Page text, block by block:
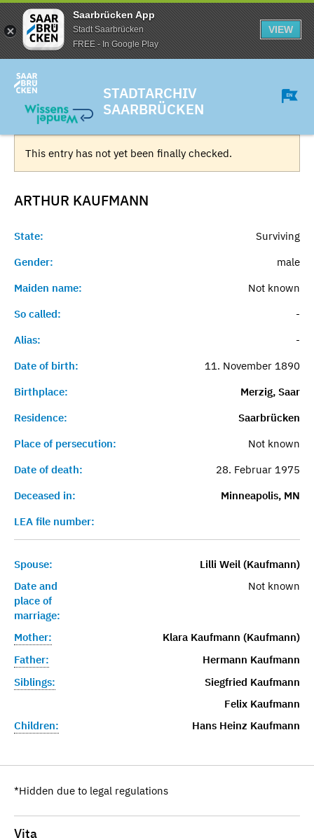
Saarbrücken App
Stadt Saarbrücken
FREE - In Google Play
VIEW
STADTARCHIV
SAARBRÜCKEN
This entry has not yet been finally checked.
ARTHUR KAUFMANN
State:
Surviving
Gender:
male
Maiden name:
Not known
So called:
-
Alias:
-
Date of birth:
11. November 1890
Birthplace:
Merzig, Saar
Residence:
Saarbrücken
Place of persecution:
Not known
Date of death:
28. Februar 1975
Deceased in:
Minneapolis, MN
LEA file number:
Spouse:
Lilli Weil (Kaufmann)
Date and
place of
marriage:
Not known
Mother:
Klara Kaufmann (Kaufmann)
Father:
Hermann Kaufmann
Siblings:
Siegfried Kaufmann
Felix Kaufmann
Children:
Hans Heinz Kaufmann
*Hidden due to legal regulations
Vita